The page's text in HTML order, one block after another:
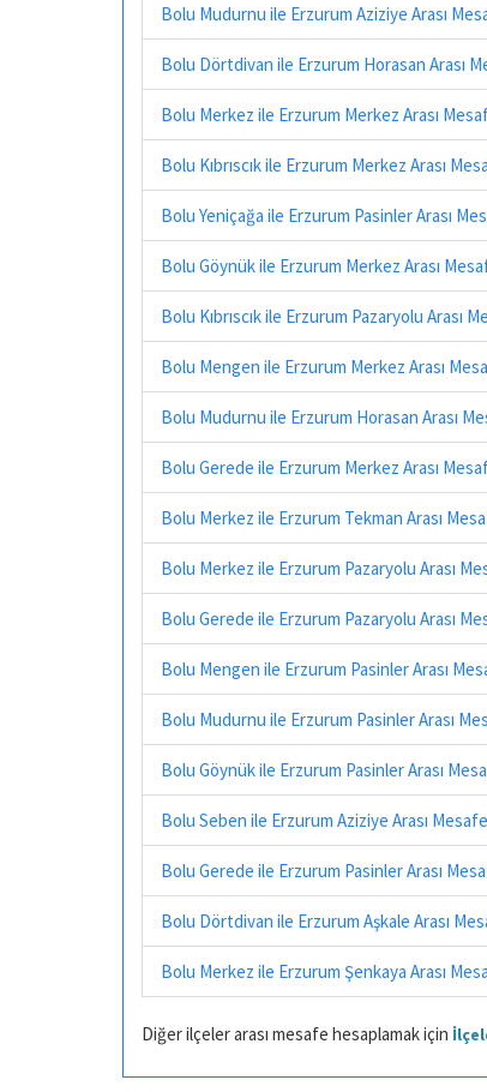
Bolu Mudurnu ile Erzurum Aziziye Arası
Bolu Dörtdivan ile Erzurum Horasan Arası
Bolu Merkez ile Erzurum Merkez Arası
Bolu Kıbrıscık ile Erzurum Merkez Arası
Bolu Yeniçağa ile Erzurum Pasinler Arası
Bolu Göynük ile Erzurum Merkez Arası
Bolu Kıbrıscık ile Erzurum Pazaryolu Arası
Bolu Mengen ile Erzurum Merkez Arası
Bolu Mudurnu ile Erzurum Horasan Arası
Bolu Gerede ile Erzurum Merkez Arası
Bolu Merkez ile Erzurum Tekman Arası
Bolu Merkez ile Erzurum Pazaryolu Arası
Bolu Gerede ile Erzurum Pazaryolu Arası
Bolu Mengen ile Erzurum Pasinler Arası
Bolu Mudurnu ile Erzurum Pasinler Arası
Bolu Göynük ile Erzurum Pasinler Arası
Bolu Seben ile Erzurum Aziziye Arası
Bolu Gerede ile Erzurum Pasinler Arası
Bolu Dörtdivan ile Erzurum Aşkale Arası
Bolu Merkez ile Erzurum Şenkaya Arası
Diğer ilçeler arası mesafe hesaplamak için